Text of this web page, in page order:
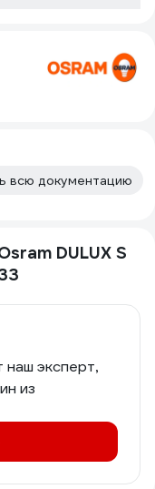
всю документацию
DULUX S
наш эксперт,
из